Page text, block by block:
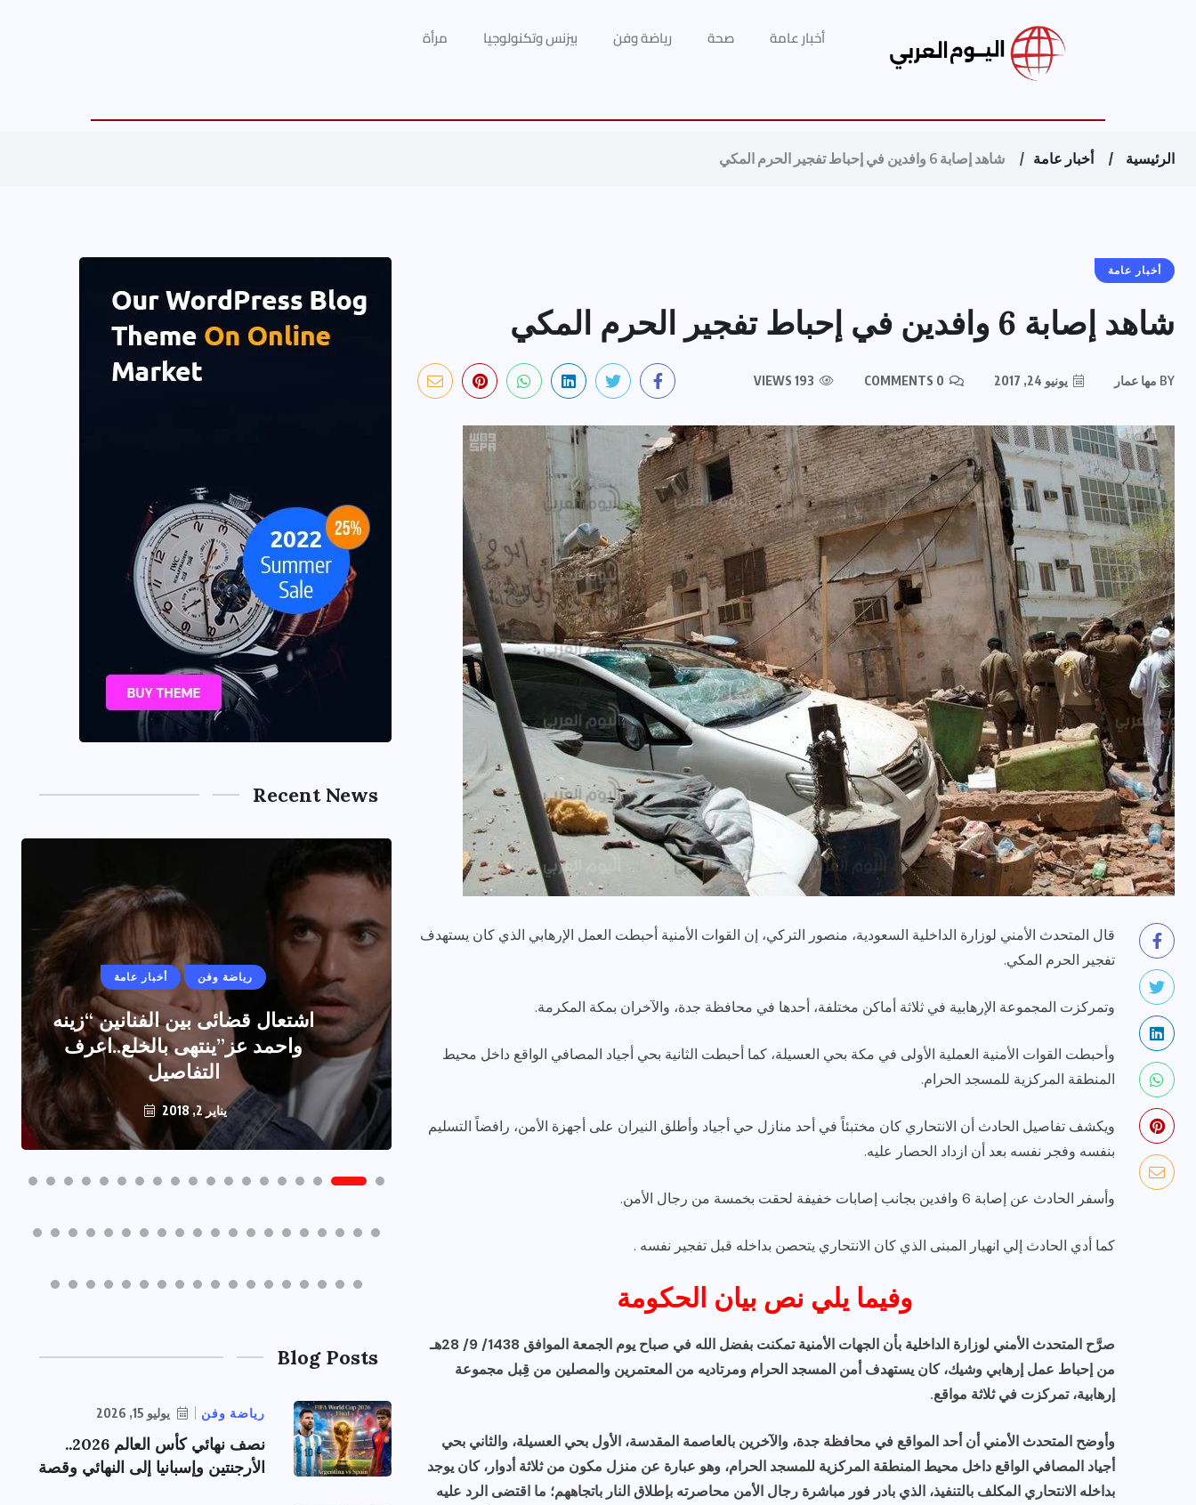
أخبار عامة صحة رياضة وفن بيزنس وتكنولوجيا مرأة
الرئيسية أخبار عامة شاهد إصابة 6 وافدين في إحباط تفجير الحرم المكي
أخبار عامة
شاهد إصابة 6 وافدين في إحباط تفجير الحرم المكي
BY مها عمار يونيو 24, 2017
قال المتحدث الأمني لوزارة الداخلية السعودية، منصور التركي، إن القوات الأمنية أحبطت العمل الإرهابي الذي كان يستهدف
تفجير الحرم المكي.
وتمركزت المجموعة الإرهابية في ثلاثة أماكن مختلفة، أحدها في محافظة جدة، والآخران بمكة المكرمة.
وأحبطت القوات الأمنية العملية الأولى في مكة بحي العسيلة، كما أحبطت الثانية بحي أجياد المصافي الواقع داخل محيط
المنطقة المركزية للمسجد الحرام.
ويكشف تفاصيل الحادث أن الانتحاري كان مختبئاً في أحد منازل حي أجياد وأطلق النيران على أجهزة الأمن، رافضاً التسليم
بنفسه وفجر نفسه بعد أن ازداد الحصار عليه.
وأسفر الحادث عن إصابة 6 وافدين بجانب إصابات خفيفة لحقت بخمسة من رجال الأمن.
كما أدي الحادث إلي انهيار المبنى الذي كان الانتحاري يتحصن بداخله قبل تفجير نفسه .
وفيما يلي نص بيان الحكومة
صرَّح المتحدث الأمني لوزارة الداخلية بأن الجهات الأمنية تمكنت بفضل الله في صباح يوم الجمعة الموافق 1438/ 9/ 28هـ
من إحباط عمل إرهابي وشيك، كان يستهدف أمن المسجد الحرام ومرتاديه من المعتمرين والمصلين من قِبل مجموعة
إرهابية، تمركزت في ثلاثة مواقع.
وأوضح المتحدث الأمني أن أحد المواقع في محافظة جدة، والآخرين بالعاصمة المقدسة، الأول بحي العسيلة، والثاني بحي
أجياد المصافي الواقع داخل محيط المنطقة المركزية للمسجد الحرام، وهو عبارة عن منزل مكون من ثلاثة أدوار، كان يوجد
بداخله الانتحاري المكلف بالتنفيذ، الذي بادر فور مباشرة رجال الأمن محاصرته بإطلاق النار باتجاههم؛ ما اقتضى الرد عليه
Recent News
أخبار عامة رياضة وفن
اشتعال قضائى بين الفنانين “زينه
واحمد عز”ينتهى بالخلع..اعرف
التفاصيل
يناير 2, 2018
رصد كامل للقاء “سميره سعيد”
مع صاحبه السعاده واعلان
رصد اهم تصاريحات
الفنانه”شيرين رضا” مع سمر
يسرى..فما هى؟
نجوم
Blog Posts
رياضة وفن يوليو 15, 2026
نصف نهائي كأس العالم 2026..
الأرجنتين وإسبانيا إلى النهائي وقصة